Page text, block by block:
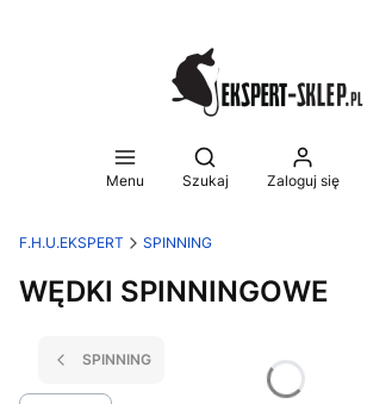
Menu
Otwórz wyszukiwarkę
Szukaj Zaloguj się
F.H.U.EKSPERT SPINNING
WĘDKI SPINNINGOWE
SPINNING